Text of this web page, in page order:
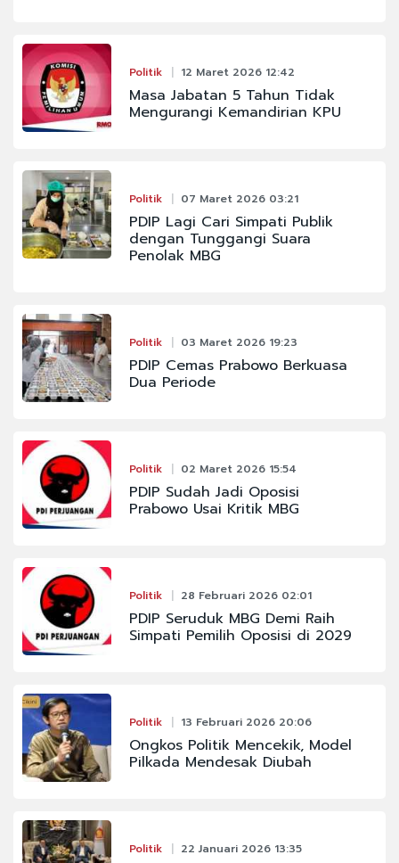
Politik 12 Maret 2026 12:42
Masa Jabatan 5 Tahun Tidak
Mengurangi Kemandirian KPU
Politik 07 Maret 2026 03:21
PDIP Lagi Cari Simpati Publik
dengan Tunggangi Suara
Penolak MBG
Politik 03 Maret 2026 19:23
PDIP Cemas Prabowo Berkuasa
Dua Periode
Politik 02 Maret 2026 15:54
PDIP Sudah Jadi Oposisi
Prabowo Usai Kritik MBG
Politik 28 Februari 2026 02:01
PDIP Seruduk MBG Demi Raih
Simpati Pemilih Oposisi di 2029
Politik 13 Februari 2026 20:06
Ongkos Politik Mencekik, Model
Pilkada Mendesak Diubah
Politik 22 Januari 2026 13:35